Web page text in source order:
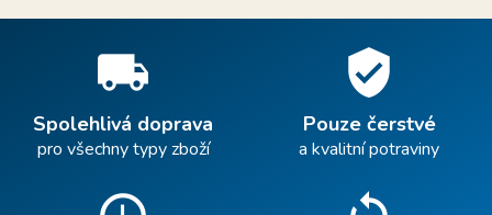
local_shipping
Spolehlivá doprava
pro všechny typy zboží
verified_user
Pouze čerstvé
a kvalitní potraviny